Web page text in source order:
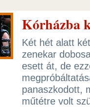
Kórházba
Két hét alatt
zenekar
esett át, de
panaszkodott,
műtétre volt